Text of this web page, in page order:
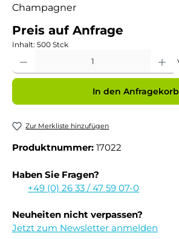
Champagner
Preis auf Anfrage
Inhalt: 500 Stck
In den Anfragekorb
Zur Merkliste hinzufügen
Produktnummer: 17022
Haben Sie Fragen?
+49 (0) 26 33 / 47 59 07-0
Neuheiten nicht verpassen?
Jetzt zum Newsletter anmelden